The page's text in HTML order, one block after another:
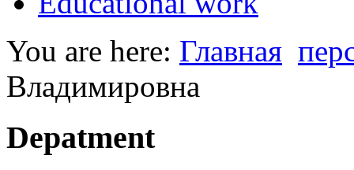
You are here: Главная
Владимировна
Depatment